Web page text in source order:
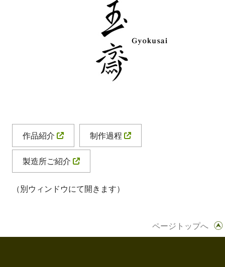
作品紹介 制作過程
製造所ご紹介
（別ウィンドウにて開きます）
ページトップへ